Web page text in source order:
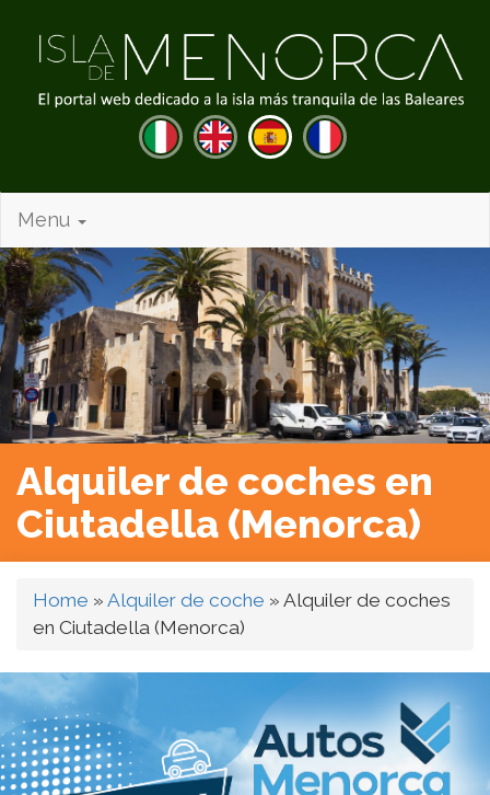
Menu
Alquiler de coches en
Ciutadella (Menorca)
Home » Alquiler de coche » Alquiler de coches
en Ciutadella (Menorca)